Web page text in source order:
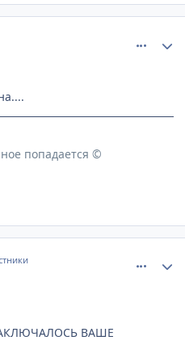
попадается ©
ВАШЕ